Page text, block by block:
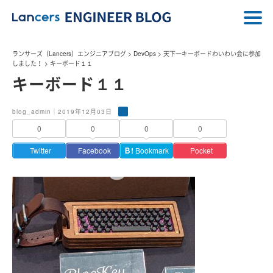
ランサーズ（Lancers）エンジニアブログ > DevOps > 天下一キーボードわいわい会に参加
しました！ > キーボード１１
キーボード１１
blog_admin｜2019年12月03日
0
Twitter
0
Facebook
0
Ｂ! Bookmark
0
Pocket